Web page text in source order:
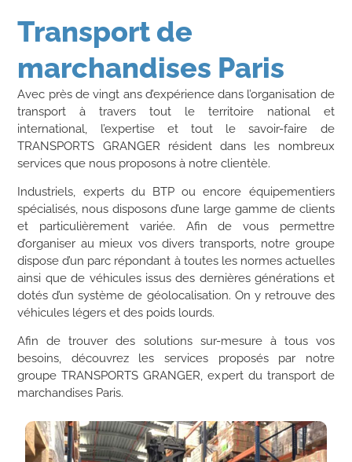
Transport de
marchandises Paris
Avec près de vingt ans d’expérience dans l’organisation de
transport à travers tout le territoire national et
international, l’expertise et tout le savoir-faire de
TRANSPORTS GRANGER résident dans les nombreux
services que nous proposons à notre clientèle.
Industriels, experts du BTP ou encore équipementiers
spécialisés, nous disposons d’une large gamme de clients
et particulièrement variée. Afin de vous permettre
d’organiser au mieux vos divers transports, notre groupe
dispose d’un parc répondant à toutes les normes actuelles
ainsi que de véhicules issus des dernières générations et
dotés d’un système de géolocalisation. On y retrouve des
véhicules légers et des poids lourds.
Afin de trouver des solutions sur-mesure à tous vos
besoins, découvrez les services proposés par notre
groupe TRANSPORTS GRANGER, expert du transport de
marchandises Paris.